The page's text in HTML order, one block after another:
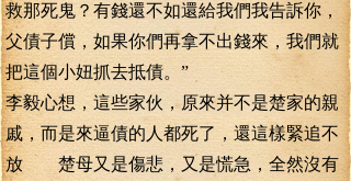
救那死鬼？有錢還不如還給我們我告訴你，
父債子償，如果你們再拿不出錢來，我們就
把這個小妞抓去抵債。”
李毅心想，這些家伙，原來并不是楚家的親
戚，而是來逼債的人都死了，還這樣緊追不
放 楚母又是傷悲，又是慌急，全然沒有